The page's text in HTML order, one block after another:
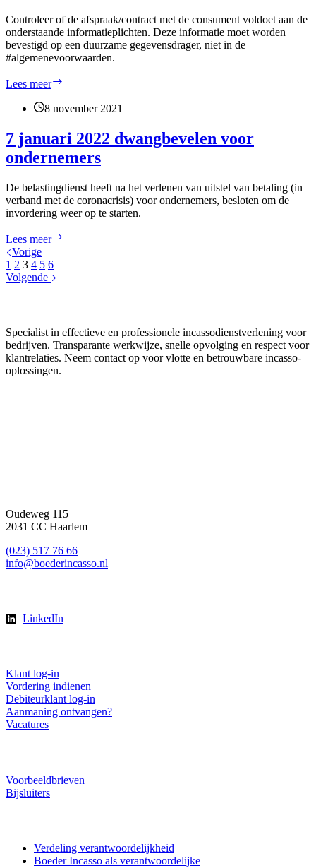
Controleer of de afspraak/contract met de consument voldoet aan de
onderstaande informatieplichten. Deze informatie moet worden
bevestigd op een duurzame gegevensdrager, niet in de
#algemenevoorwaarden.
Lees meer
vernietiging
online
contracten
8 november 2021
7 januari 2022 dwangbevelen voor
ondernemers
De belastingdienst heeft na het verlenen van uitstel van betaling (in
verband met de coronacrisis) voor ondernemers, besloten om de
invordering weer op te starten.
Lees meer
Vorige
1 2 3 4 5 6
Volgende
Specialist in effectieve en professionele incassodienstverlening voor
bedrijven. Transparante werkwijze, snelle opvolging en respect voor
klantrelaties. Neem contact op voor vlotte en betrouwbare incasso-
oplossingen.
Oudeweg 115
2031 CC Haarlem
(023) 517 76 66
info@boederincasso.nl
LinkedIn
Klant log-in
Vordering indienen
Debiteurklant log-in
Aanmaning ontvangen?
Vacatures
Voorbeeldbrieven
Bijsluiters
Verdeling verantwoordelijkheid
Boeder Incasso als verantwoordelijke